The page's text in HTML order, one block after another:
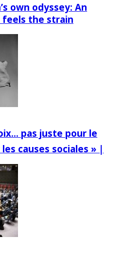
own odyssey: An
feels the strain
pas juste pour le
causes sociales » |